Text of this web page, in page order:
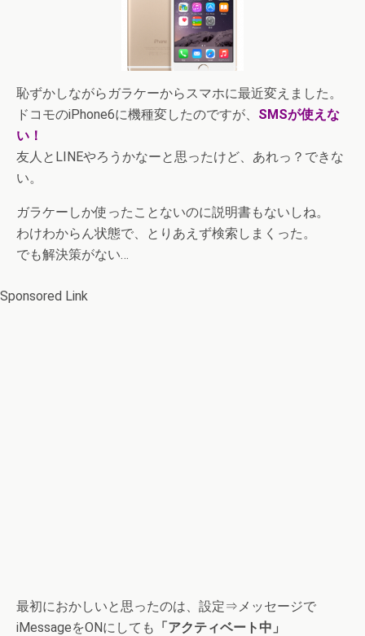
恥ずかしながらガラケーからスマホに最近変えました。
ドコモのiPhone6に機種変したのですが、 SMSが使えな
い！
友人とLINEやろうかなーと思ったけど、あれっ？できな
い。
ガラケーしか使ったことないのに説明書もないしね。
わけわからん状態で、とりあえず検索しまくった。
でも解決策がない…
Sponsored Link
最初におかしいと思ったのは、設定⇒メッセージで
iMessageをONにしても 「アクティベート中」